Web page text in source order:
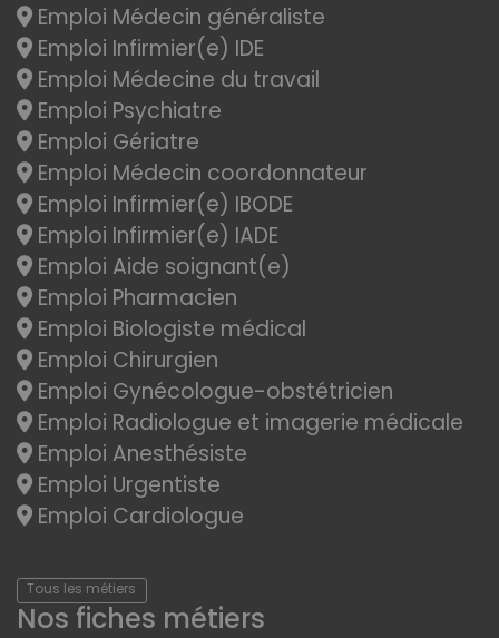
Emploi Médecin généraliste
Emploi Infirmier(e) IDE
Emploi Médecine du travail
Emploi Psychiatre
Emploi Gériatre
Emploi Médecin coordonnateur
Emploi Infirmier(e) IBODE
Emploi Infirmier(e) IADE
Emploi Aide soignant(e)
Emploi Pharmacien
Emploi Biologiste médical
Emploi Chirurgien
Emploi Gynécologue-obstétricien
Emploi Radiologue et imagerie médicale
Emploi Anesthésiste
Emploi Urgentiste
Emploi Cardiologue
Tous les métiers
Nos fiches métiers